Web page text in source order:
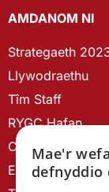
AMDANOM NI
Strategaeth
Llywodraethu
Tîm Staff
RYGC Hafan
Canllawiau
Ein Hanes
Mae'r
defnyddio